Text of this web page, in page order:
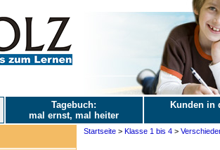
Tagebuch:
mal ernst, mal heiter
Kunden in
Startseite> Klasse 1 bis 4>